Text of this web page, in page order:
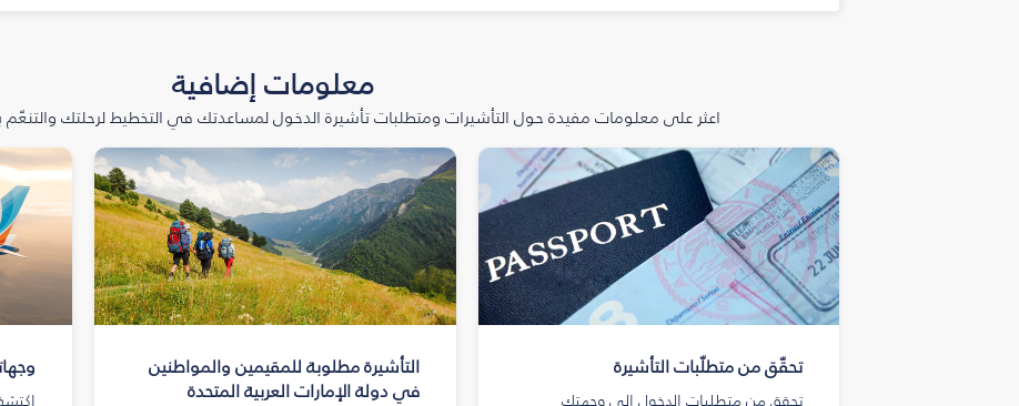
معلومات إضافية
اعثر على معلومات مفيدة حول التأشيرات ومتطلبات تأشيرة الدخول لمساعدتك في التخطيط لرحلتك والتنعّم
تحقّق من متطلّبات التأشيرة
تحقق من متطلبات الدخول إلى وجهتك
التأشيرة مطلوبة للمقيمين والمواطنين
في دولة الإمارات العربية المتحدة